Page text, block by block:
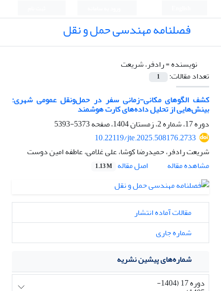
فصلنامه مهندسی حمل و نقل
نویسنده =رادفر، شریعت
تعداد مقالات:
1
کشف الگوهای مکانی-زمانی سفر در حمل‌ونقل عمومی شهری:
بینش‌هایی از تحلیل داده‌های کارت هوشمند
دوره 17، شماره 2، زمستان 1404، صفحه
5373-5393
10.22119/jte.2025.508176.2733
شریعت رادفر، حمیدرضا کوشا، علی غلامی، عاطفه امین دوست
مشاهده مقاله
اصل مقاله 1.13 M
مقالات آماده انتشار
شماره جاری
شماره‌های پیشین نشریه
دوره 17 (1404-